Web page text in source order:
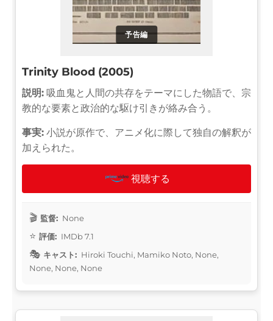
予告編
Trinity Blood (2005)
説明: 吸血鬼と人間の共存をテーマにした物語で、宗
教的な要素と政治的な駆け引きが絡み合う。
事実: 小説が原作で、アニメ化に際して独自の解釈が
加えられた。
視聴する
監督: None
評価: IMDb 7.1
キャスト: Hiroki Touchi, Mamiko Noto, None,
None, None, None